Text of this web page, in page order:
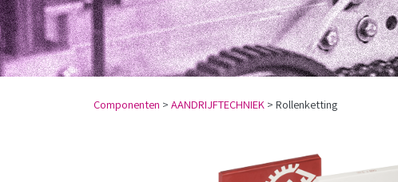
Componenten > AANDRIJFTECHNIEK > Rollenketting